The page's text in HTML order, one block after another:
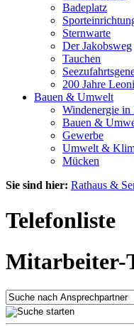
Badeplatz
Sternwarte
Der Jakobsweg
Tauchen
200 Jahre Leoni
Bauen & Umwelt
Windenergie in
Bauen &
Gewerbe
Umwelt &
Mücken
Sie sind hier: Rathaus &
Telefonliste
Mitarbeiter-